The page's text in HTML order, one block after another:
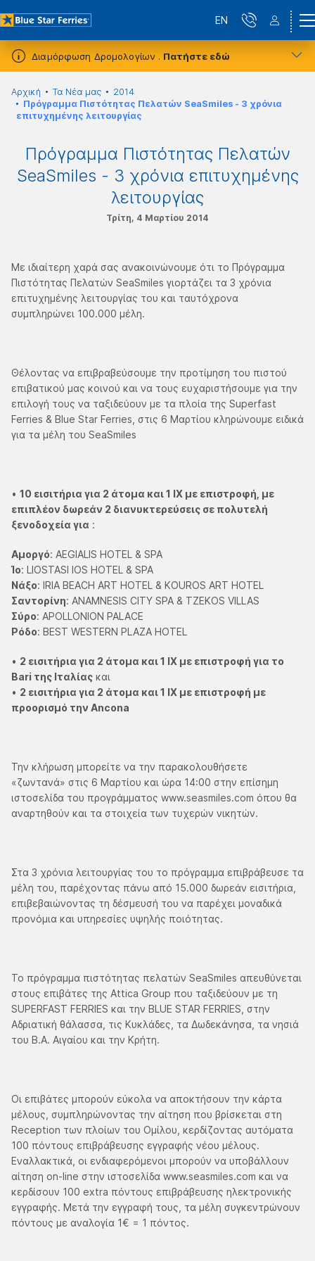
Διαμόρφωση Δρομολογίων . Πατήστε εδώ
EN
Αρχική Τα Νέα μας
2014
Πρόγραμμα Πιστότητας Πελατών SeaSmiles - 3 χρόνια
επιτυχημένης λειτουργίας
Πρόγραμμα Πιστότητας Πελατών
SeaSmiles - 3 χρόνια επιτυχημένης
λειτουργίας
Τρίτη, 4 Μαρτίου 2014
Με ιδιαίτερη χαρά σας ανακοινώνουμε ότι το Πρόγραμμα
Πιστότητας Πελατών SeaSmiles γιορτάζει τα 3 χρόνια
επιτυχημένης λειτουργίας του και ταυτόχρονα
συμπληρώνει 100.000 μέλη.
Θέλοντας να επιβραβεύσουμε την προτίμηση του πιστού
επιβατικού μας κοινού και να τους ευχαριστήσουμε για την
επιλογή τους να ταξιδεύουν με τα πλοία της Superfast
Ferries & Blue Star Ferries, στις 6 Μαρτίου κληρώνουμε ειδικά
για τα μέλη του SeaSmiles
• 10 εισιτήρια για 2 άτομα και 1 ΙΧ με επιστροφή, με
επιπλέον δωρεάν 2 διανυκτερεύσεις σε πολυτελή
ξενοδοχεία για :
Αμοργό: AEGIALIS HOTEL & SPA
Ίο: LIOSTASI IOS HOTEL & SPA
Νάξο: IRIA BEACH ART HOTEL & KOUROS ART HOTEL
Σαντορίνη: ANAMNESIS CITY SPA & TZEKOS VILLAS
Σύρο: APOLLONION PALACE
Ρόδο: BEST WESTERN PLAZA HOTEL
• 2 εισιτήρια για 2 άτομα και 1 ΙΧ με επιστροφή για το
Bari της Ιταλίας και
• 2 εισιτήρια για 2 άτομα και 1 ΙΧ με επιστροφή με
προορισμό την Ancona
Την κλήρωση μπορείτε να την παρακολουθήσετε
«ζωντανά» στις 6 Μαρτίου και ώρα 14:00 στην επίσημη
ιστοσελίδα του προγράμματος www.seasmiles.com όπου θα
αναρτηθούν και τα στοιχεία των τυχερών νικητών.
Στα 3 χρόνια λειτουργίας του το πρόγραμμα επιβράβευσε τα
μέλη του, παρέχοντας πάνω από 15.000 δωρεάν εισιτήρια,
επιβεβαιώνοντας τη δέσμευσή του να παρέχει μοναδικά
προνόμια και υπηρεσίες υψηλής ποιότητας.
Το πρόγραμμα πιστότητας πελατών SeaSmiles απευθύνεται
στους επιβάτες της Attica Group που ταξιδεύουν με τη
SUPERFAST FERRIES και την BLUE STAR FERRIES, στην
Αδριατική θάλασσα, τις Κυκλάδες, τα Δωδεκάνησα, τα νησιά
του Β.Α. Αιγαίου και την Κρήτη.
Οι επιβάτες μπορούν εύκολα να αποκτήσουν την κάρτα
μέλους, συμπληρώνοντας την αίτηση που βρίσκεται στη
Reception των πλοίων του Ομίλου, κερδίζοντας αυτόματα
100 πόντους επιβράβευσης εγγραφής νέου μέλους.
Εναλλακτικά, οι ενδιαφερόμενοι μπορούν να υποβάλλουν
αίτηση on-line στην ιστοσελίδα www.seasmiles.com και να
κερδίσουν 100 extra πόντους επιβράβευσης ηλεκτρονικής
εγγραφής. Μετά την εγγραφή τους, τα μέλη συγκεντρώνουν
πόντους με αναλογία 1€ = 1 πόντος.